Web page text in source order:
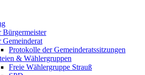
Bürgermeister
Gemeinderat
Protokolle der Gemeinderatssitzungen
& Wählergruppen
Freie Wählergruppe Strauß